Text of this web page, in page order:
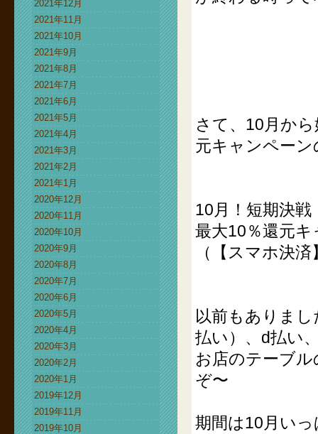
2021年12月
2021年11月
2021年10月
2021年9月
2021年8月
2021年7月
2021年6月
2021年5月
2021年4月
2021年3月
2021年2月
2021年1月
2020年12月
2020年11月
2020年10月
2020年9月
2020年8月
2020年7月
2020年6月
2020年5月
2020年4月
2020年3月
2020年2月
2020年1月
2019年12月
2019年11月
2019年10月
さて、10月か
元キャンペー
10月！短期決
最大10％還元
（【スマホ決
以前もありま
払い）、d払い
お店のテーブ
ぞ〜
期間は10月い